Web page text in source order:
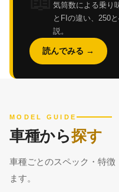
気筒数による乗り
とFIの違い、250
説。
読んでみる →
MODEL GUIDE
車種から探す
車種ごとのスペック・特
ます。